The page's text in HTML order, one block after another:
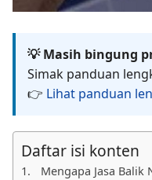
💡 Masih bingung
Simak panduan
👉 Lihat panduan
Daftar isi konten
Mengapa Jasa